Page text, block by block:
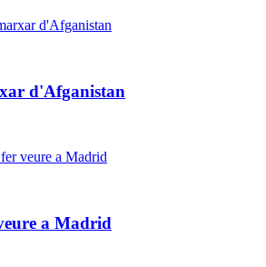
d'Afganistan
a Madrid